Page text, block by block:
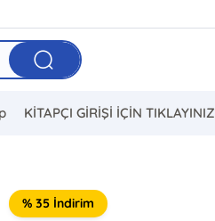
KİTAPÇI GİRİŞİ İÇİN
% 35 İndirim